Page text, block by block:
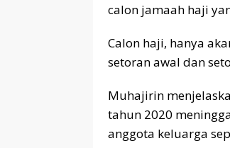
calon jamaah haji
Calon haji, hanya
setoran awal dan
Muhajirin
tahun 2020
anggota keluarga